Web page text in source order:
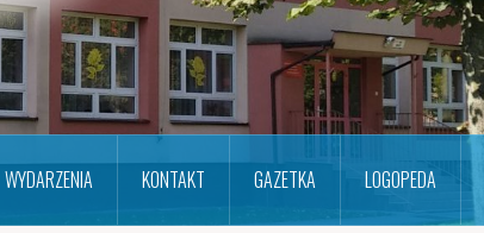
WYDARZENIA KONTAKT GAZETKA LOGOPEDA